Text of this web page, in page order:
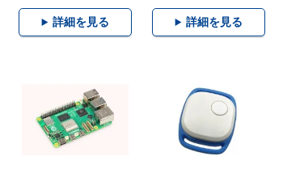
詳細を見る 詳細を見る